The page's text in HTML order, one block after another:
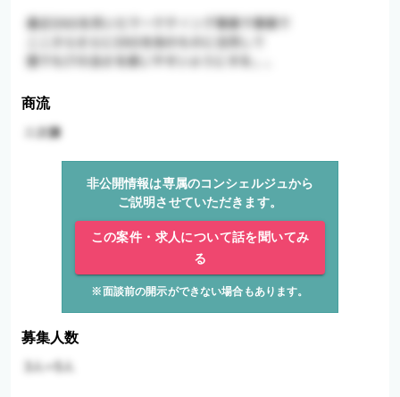
商流
非公開情報は専属のコンシェルジュから
ご説明させていただきます。
この案件・求人について話を聞いてみ
る
※面談前の開示ができない場合もあります。
募集人数